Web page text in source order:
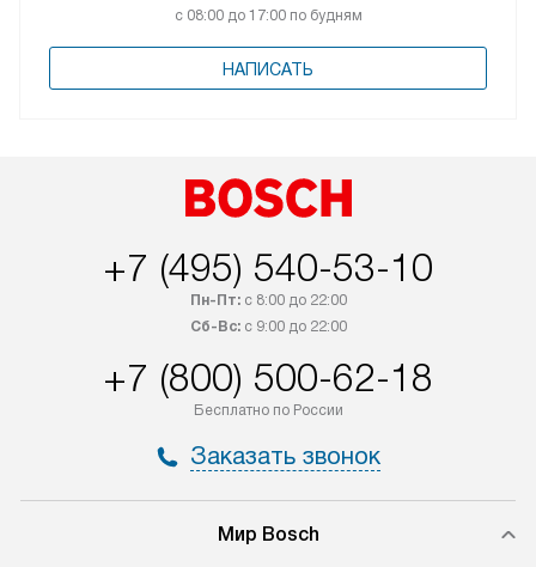
с 08:00 до 17:00 по будням
НАПИСАТЬ
+7 (495) 540-53-10
Пн-Пт:с 8:00 до 22:00
Сб-Вс:с 9:00 до 22:00
+7 (800) 500-62-18
Бесплатно по России
Заказать звонок
Мир Bosch